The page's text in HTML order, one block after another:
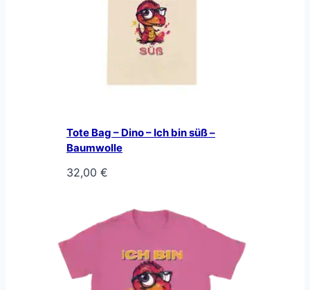
Tote Bag – Dino – Ich bin süß –
Baumwolle
32,00 €